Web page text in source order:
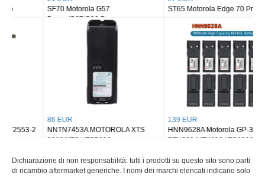
SF70 Motorola G57
Power/G67/G06 Power
ST65 Motorola Edge 70 Pro
NNTN7453A MOTOROLA XTS
3000/XTS XTS5000
HNN9628A Motorola GP-300
PTX600 MTX638 LTS2000
Dichiarazione di non responsabilità: tutti i prodotti su questo sito sono parti
di ricambio aftermarket generiche. I nomi dei marchi elencati indicano solo